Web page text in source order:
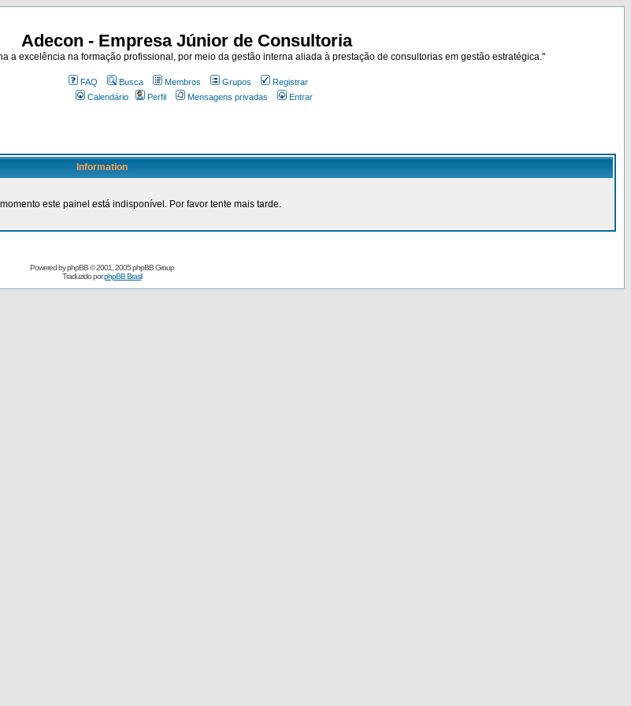
Adecon - Empresa Júnior de Consultoria
a excelência na formação profissional, por meio da gestão interna aliada à prestação de consultorias em gestão estratégica."
FAQ Busca Membros Grupos
Registrar
Calendário
Perfil Mensagens privadas Entrar
Information
este painel está indisponível. Por favor tente mais tarde.
Powered byphpBB© 2001, 2005 phpBB Group
Traduzido porphpBB Brasil